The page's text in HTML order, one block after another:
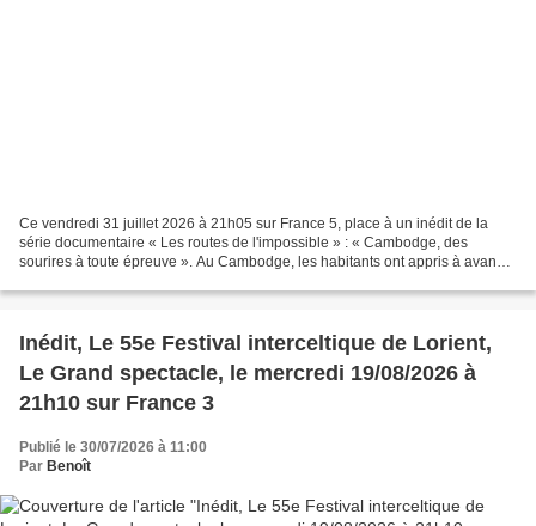
Ce vendredi 31 juillet 2026 à 21h05 sur France 5, place à un inédit de la
série documentaire « Les routes de l'impossible » : « Cambodge, des
sourires à toute épreuve ». Au Cambodge, les habitants ont appris à avancer
Inédit, Le 55e Festival interceltique de Lorient,
Le Grand spectacle, le mercredi 19/08/2026 à
21h10 sur France 3
Publié le 30/07/2026 à 11:00
Par Benoît